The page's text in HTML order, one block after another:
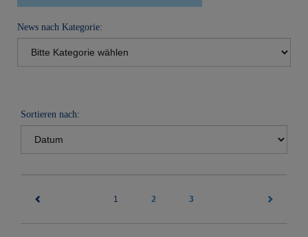
News nach Kategorie:
Sortieren nach:
1 2 3